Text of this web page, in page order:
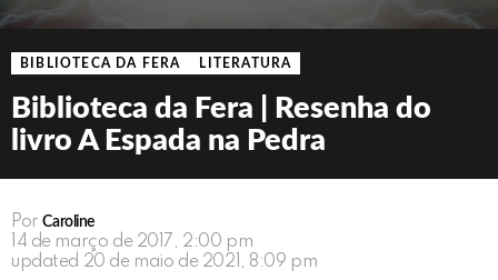
BIBLIOTECA DA FERA LITERATURA
Biblioteca da Fera | Resenha do
livro A Espada na Pedra
Por Caroline
14 de março de 2017, 2:00 pm
updated 20 de maio de 2021, 8:09 pm